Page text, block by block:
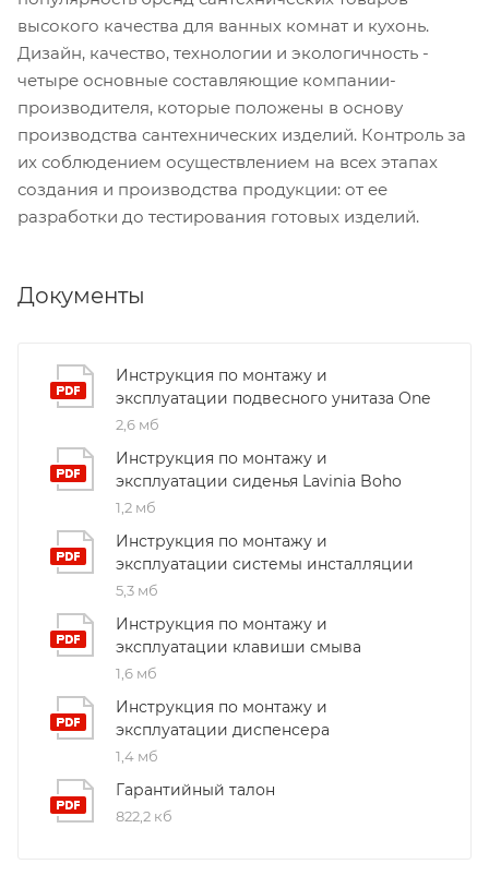
высокого качества для ванных комнат и кухонь.
Дизайн, качество, технологии и экологичность -
четыре основные составляющие компании-
производителя, которые положены в основу
производства сантехнических изделий. Контроль за
их соблюдением осуществлением на всех этапах
создания и производства продукции: от ее
разработки до тестирования готовых изделий.
Документы
Инструкция по монтажу и
эксплуатации подвесного унитаза One
2,6 мб
Инструкция по монтажу и
эксплуатации сиденья Lavinia Boho
1,2 мб
Инструкция по монтажу и
эксплуатации системы инсталляции
5,3 мб
Инструкция по монтажу и
эксплуатации клавиши смыва
1,6 мб
Инструкция по монтажу и
эксплуатации диспенсера
1,4 мб
Гарантийный талон
822,2 кб